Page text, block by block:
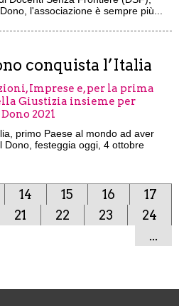
l'associazione è sempre più...
conquista l’Italia
Imprese e, per la prima
Giustizia insieme per
2021
primo Paese al mondo ad aver
Dono, festeggia oggi, 4 ottobre
14 15 16
17
21 22 23
24
...